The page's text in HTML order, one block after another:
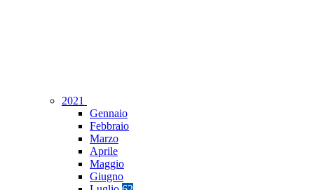
2021
Gennaio
Febbraio
Marzo
Aprile
Maggio
Giugno